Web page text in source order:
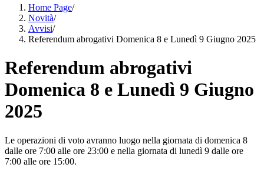
Home Page/
Novità/
Avvisi/
Referendum abrogativi Domenica 8 e Lunedì 9 Giugno 2025
Referendum abrogativi
Domenica 8 e Lunedì 9 Giugno
2025
Le operazioni di voto avranno luogo nella giornata di domenica 8
dalle ore 7:00 alle ore 23:00 e nella giornata di lunedì 9 dalle ore
7:00 alle ore 15:00.